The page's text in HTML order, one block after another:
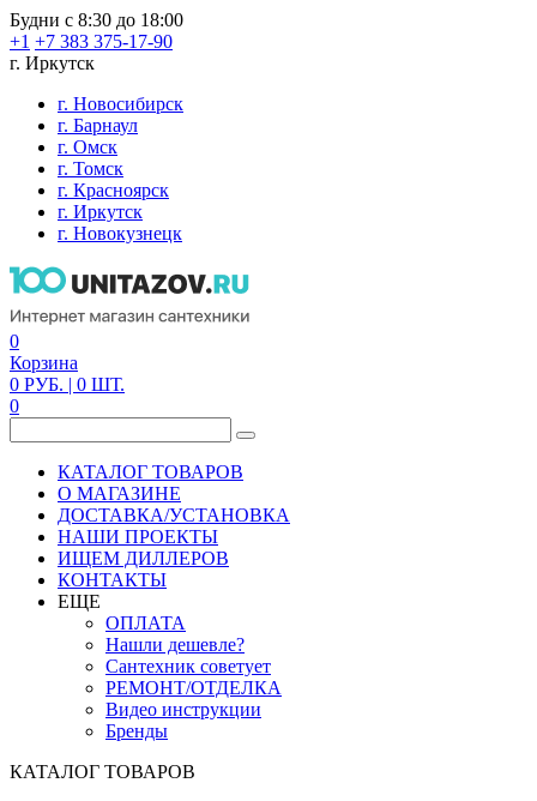
Будни с 8:30 до 18:00
+1 +7 383 375-17-90
г. Иркутск
г. Новосибирск
г. Барнаул
г. Омск
г. Томск
г. Красноярск
г. Иркутск
г. Новокузнецк
0
Корзина
0 РУБ. | 0 ШТ.
0
КАТАЛОГ ТОВАРОВ
О МАГАЗИНЕ
ДОСТАВКА/УСТАНОВКА
НАШИ ПРОЕКТЫ
ИЩЕМ ДИЛЛЕРОВ
КОНТАКТЫ
ЕЩЕ
ОПЛАТА
Нашли дешевле?
Сантехник советует
РЕМОНТ/ОТДЕЛКА
Видео инструкции
Бренды
КАТАЛОГ ТОВАРОВ